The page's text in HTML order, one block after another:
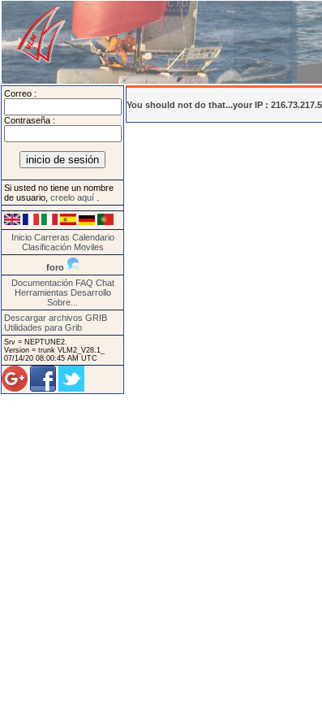
Correo :
Contraseña :
Si usted no tiene un nombre
de usuario, creelo aquí
Inicio Carreras Calendario
Clasificación Moviles
foro
Documentación FAQ Chat
Herramientas Desarrollo
Sobre...
Descargar archivos GRIB
Utilidades para Grib
Srv = NEPTUNE2.
Version = trunk VLM2_V28.1_
07/14/20 08:00:45 AM UTC
You should not do that...your IP : 216.73.217.5